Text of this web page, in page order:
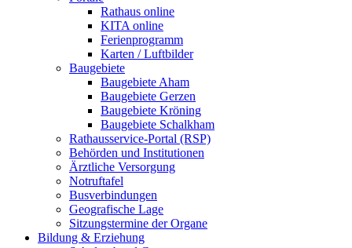
Rathaus online
KITA online
Ferienprogramm
Karten / Luftbilder
Baugebiete
Baugebiete Aham
Baugebiete Gerzen
Baugebiete Kröning
Baugebiete Schalkham
Rathausservice-Portal (RSP)
Behörden und Institutionen
Ärztliche Versorgung
Notruftafel
Busverbindungen
Geografische Lage
Sitzungstermine der Organe
Bildung & Erziehung